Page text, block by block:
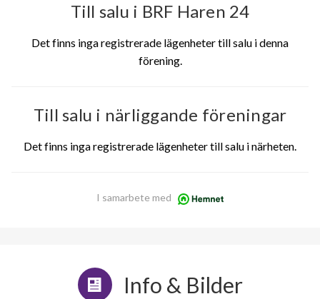
Till salu i BRF Haren 24
Det finns inga registrerade lägenheter till salu i denna
förening.
Till salu i närliggande föreningar
Det finns inga registrerade lägenheter till salu i närheten.
I samarbete med
Info & Bilder